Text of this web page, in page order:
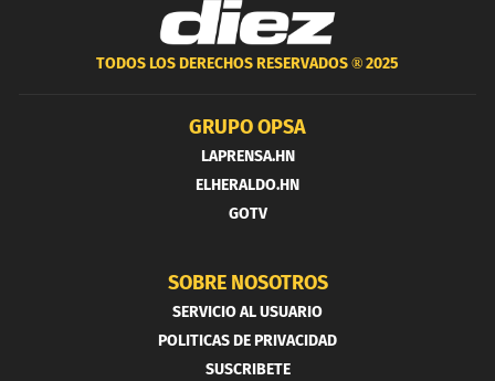
TODOS LOS DERECHOS RESERVADOS ®2025
GRUPO OPSA
LAPRENSA.HN
ELHERALDO.HN
GOTV
SOBRE NOSOTROS
SERVICIO AL USUARIO
POLITICAS DE PRIVACIDAD
SUSCRIBETE